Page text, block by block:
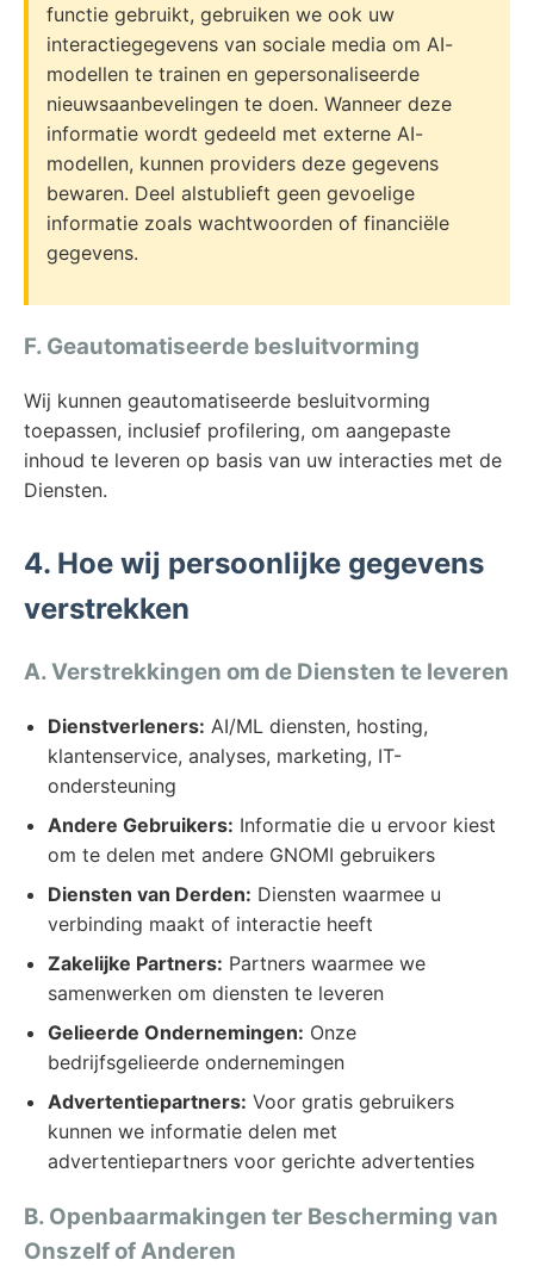
functie gebruikt, gebruiken we ook uw
interactiegegevens van sociale media om AI-
modellen te trainen en gepersonaliseerde
nieuwsaanbevelingen te doen. Wanneer deze
informatie wordt gedeeld met externe AI-
modellen, kunnen providers deze gegevens
bewaren. Deel alstublieft geen gevoelige
informatie zoals wachtwoorden of financiële
gegevens.
F. Geautomatiseerde besluitvorming
Wij kunnen geautomatiseerde besluitvorming
toepassen, inclusief profilering, om aangepaste
inhoud te leveren op basis van uw interacties met de
Diensten.
4. Hoe wij persoonlijke gegevens
verstrekken
A. Verstrekkingen om de Diensten te leveren
Dienstverleners: AI/ML diensten, hosting,
klantenservice, analyses, marketing, IT-
ondersteuning
Andere Gebruikers: Informatie die u ervoor kiest
om te delen met andere GNOMI gebruikers
Diensten van Derden: Diensten waarmee u
verbinding maakt of interactie heeft
Zakelijke Partners: Partners waarmee we
samenwerken om diensten te leveren
Gelieerde Ondernemingen: Onze
bedrijfsgelieerde ondernemingen
Advertentiepartners: Voor gratis gebruikers
kunnen we informatie delen met
advertentiepartners voor gerichte advertenties
B. Openbaarmakingen ter Bescherming van
Onszelf of Anderen